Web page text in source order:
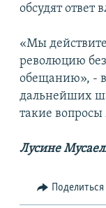
обсудят ответ
«Мы
революцию
обещанию», - в
дальнейших
такие
Лусине
Поделиться